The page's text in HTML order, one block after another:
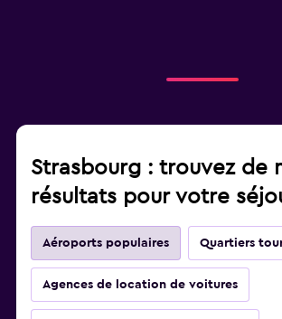
Strasbourg : trouvez de
résultats pour votre
Aéroports populaires Quartiers
Agences de location de voitures